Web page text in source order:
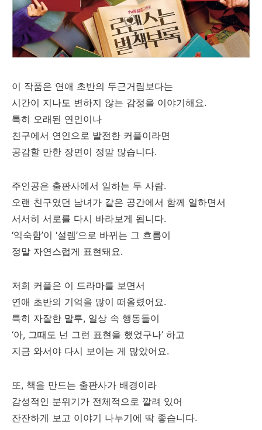
이 작품은 연애 초반의 두근거림보다는
시간이 지나도 변하지 않는 감정을 이야기해요.
특히 오래된 연인이나
친구에서 연인으로 발전한 커플이라면
공감할 만한 장면이 정말 많습니다.
주인공은 출판사에서 일하는 두 사람.
오랜 친구였던 남녀가 같은 공간에서 함께 일하면서
서서히 서로를 다시 바라보게 됩니다.
‘익숙함’이 ‘설렘’으로 바뀌는 그 흐름이
정말 자연스럽게 표현돼요.
저희 커플은 이 드라마를 보면서
연애 초반의 기억을 많이 떠올렸어요.
특히 자잘한 말투, 일상 속 행동들이
‘아, 그때도 넌 그런 표현을 했었구나’ 하고
지금 와서야 다시 보이는 게 많았어요.
또, 책을 만드는 출판사가 배경이라
감성적인 분위기가 전체적으로 깔려 있어
잔잔하게 보고 이야기 나누기에 딱 좋습니다.